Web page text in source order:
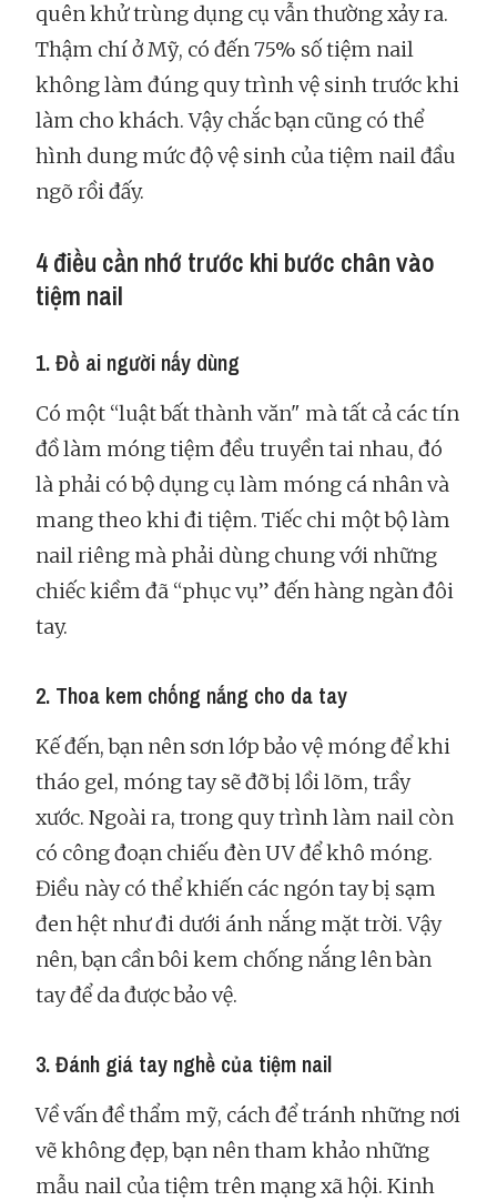
quên khử trùng dụng cụ vẫn thường xảy ra.
Thậm chí ở Mỹ, có đến 75% số tiệm nail
không làm đúng quy trình vệ sinh trước khi
làm cho khách. Vậy chắc bạn cũng có thể
hình dung mức độ vệ sinh của tiệm nail đầu
ngõ rồi đấy.
4 điều cần nhớ trước khi bước chân vào
tiệm nail
1. Đồ ai người nấy dùng
Có một “luật bất thành văn" mà tất cả các tín
đồ làm móng tiệm đều truyền tai nhau, đó
là phải có bộ dụng cụ làm móng cá nhân và
mang theo khi đi tiệm. Tiếc chi một bộ làm
nail riêng mà phải dùng chung với những
chiếc kiềm đã “phục vụ” đến hàng ngàn đôi
tay.
2. Thoa kem chống nắng cho da tay
Kế đến, bạn nên sơn lớp bảo vệ móng để khi
tháo gel, móng tay sẽ đỡ bị lồi lõm, trầy
xước. Ngoài ra, trong quy trình làm nail còn
có công đoạn chiếu đèn UV để khô móng.
Điều này có thể khiến các ngón tay bị sạm
đen hệt như đi dưới ánh nắng mặt trời. Vậy
nên, bạn cần bôi kem chống nắng lên bàn
tay để da được bảo vệ.
3. Đánh giá tay nghề của tiệm nail
Về vấn đề thẩm mỹ, cách để tránh những nơi
vẽ không đẹp, bạn nên tham khảo những
mẫu nail của tiệm trên mạng xã hội. Kinh